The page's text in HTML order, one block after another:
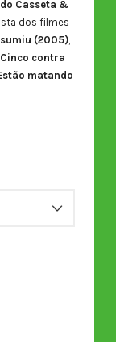
Casseta &
dos filmes
(2005),
Cinco contra
matando